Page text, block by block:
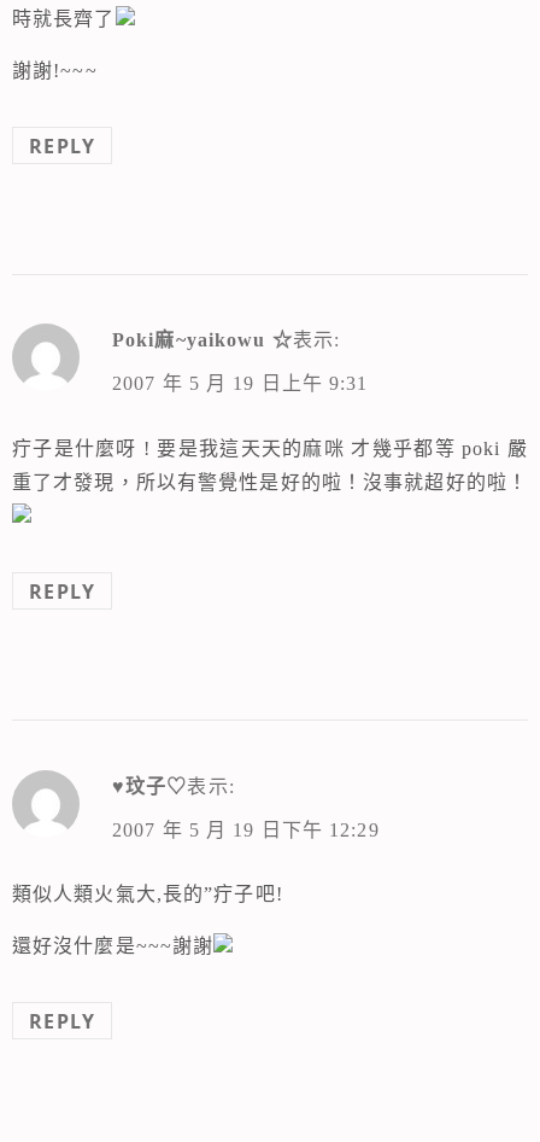
時就長齊了
謝謝!~~~
REPLY
Poki麻~yaikowu ☆表示:
2007 年 5 月 19 日上午 9:31
疔子是什麼呀 ! 要是我這天天的麻咪 才幾乎都等 poki 嚴
重了才發現，所以有警覺性是好的啦！沒事就超好的啦！
REPLY
♥玟子♡表示:
2007 年 5 月 19 日下午 12:29
類似人類火氣大,長的”疔子吧!
還好沒什麼是~~~謝謝
REPLY